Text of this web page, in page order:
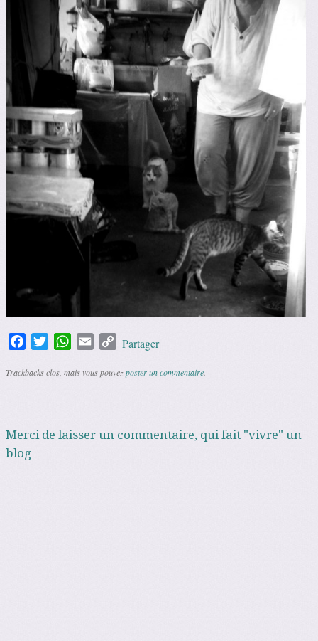
FacebookTwitterWhatsApp
Email Copy
Partager
Trackbacks clos, mais vous pouvezposter un commentaire
Merci de laisser un commentaire, qui fait "vivre" un
blog